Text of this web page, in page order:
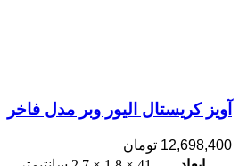
آویز کریستال الیور وبر مدل فاخر
12,698,400 تومان